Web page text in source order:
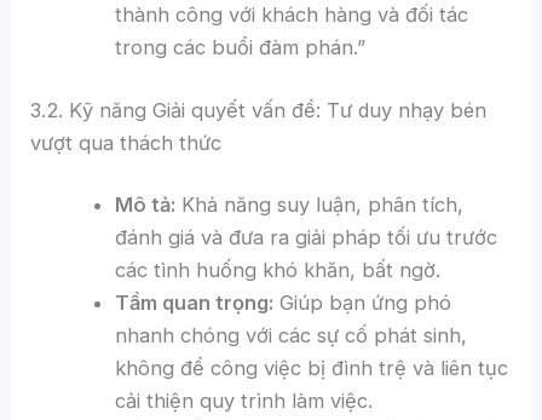
thành công với khách hàng và đối tác
trong các buổi đàm phán.”
3.2. Kỹ năng Giải quyết vấn đề: Tư duy nhạy bén
vượt qua thách thức
Mô tả: Khả năng suy luận, phân tích,
đánh giá và đưa ra giải pháp tối ưu trước
các tình huống khó khăn, bất ngờ.
Tầm quan trọng: Giúp bạn ứng phó
nhanh chóng với các sự cố phát sinh,
không để công việc bị đình trệ và liên tục
cải thiện quy trình làm việc.